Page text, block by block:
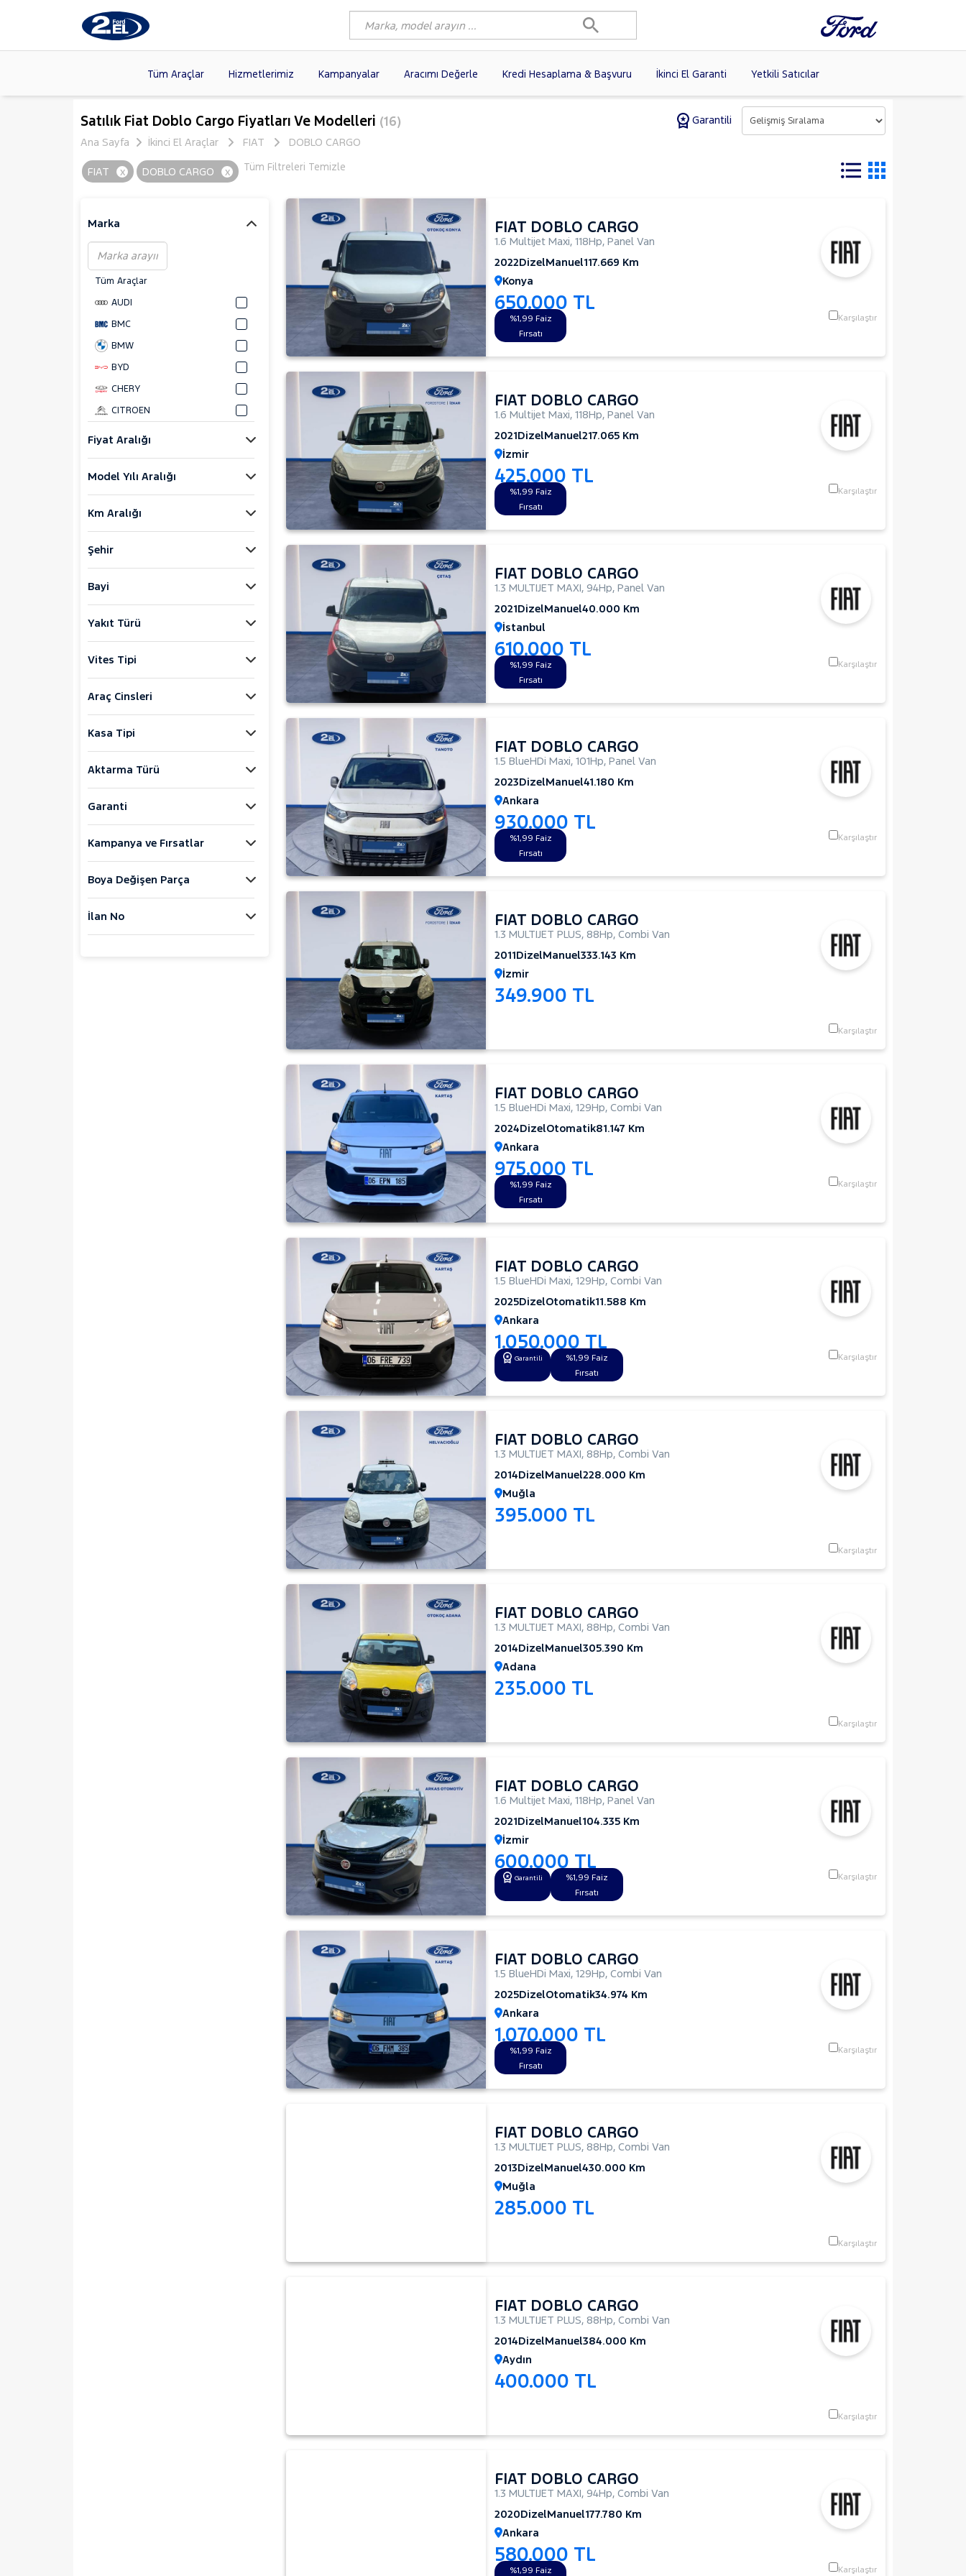
Tüm Araçlar Hizmetlerimiz Kampanyalar Aracımı Değerle Kredi Hesaplama & Başvuru İkinci El Garanti Yetkili Satıcılar
Markalar >
Modeller >
Kasalar
FORD(893)
VOLKSWAGEN(61)
CITROEN
(19)
SKODA
Satılık Fiat Doblo Cargo Fiyatları Ve Modelleri (16)
Garantili
Ana Sayfa
İkinci El Araçlar FIAT DOBLO CARGO
Tüm Filtreleri Temizle
FIAT x DOBLO CARGO x
Marka
Tüm Araçlar
AUDI
BMC
BMW
BYD
CHERY
CITROEN
DAIHATSU
FIAT
DOBLO
EGEA
EGEA CROSS
FIORINO
Fiorino Combi
FULLBACK
SCUDO
Topolino
Foton
HONDA
HYUNDAI
ISUZU
Fiyat Aralığı
Model Yılı Aralığı
Km Aralığı
Şehir
Bayi
Yakıt Türü
Vites Tipi
Araç Cinsleri
Kasa Tipi
Aktarma Türü
Garanti
Kampanya ve Fırsatlar
Boya Değişen Parça
İlan No
FIAT DOBLO CARGO
1.6 Multijet Maxi, 118Hp, Panel Van
2022DizelManuel117.669 Km
Konya
650.000 TL
%1,99 Faiz
Fırsatı
Karşılaştır
FIAT DOBLO CARGO
1.6 Multijet Maxi, 118Hp, Panel Van
2021DizelManuel217.065 Km
İzmir
425.000 TL
%1,99 Faiz
Fırsatı
Karşılaştır
FIAT DOBLO CARGO
1.3 MULTIJET MAXI, 94Hp, Panel Van
2021DizelManuel40.000 Km
İstanbul
610.000 TL
%1,99 Faiz
Fırsatı
Karşılaştır
FIAT DOBLO CARGO
1.5 BlueHDi Maxi, 101Hp, Panel Van
2023DizelManuel41.180 Km
Ankara
930.000 TL
%1,99 Faiz
Fırsatı
Karşılaştır
FIAT DOBLO CARGO
1.3 MULTIJET PLUS, 88Hp, Combi Van
2011DizelManuel333.143 Km
İzmir
349.900 TL
Karşılaştır
FIAT DOBLO CARGO
1.5 BlueHDi Maxi, 129Hp, Combi Van
2024DizelOtomatik81.147 Km
Ankara
975.000 TL
%1,99 Faiz
Fırsatı
Karşılaştır
FIAT DOBLO CARGO
1.5 BlueHDi Maxi, 129Hp, Combi Van
2025DizelOtomatik11.588 Km
Ankara
1.050.000 TL
Garantili
%1,99 Faiz
Fırsatı
Karşılaştır
FIAT DOBLO CARGO
1.3 MULTIJET MAXI, 88Hp, Combi Van
2014DizelManuel228.000 Km
Muğla
395.000 TL
Karşılaştır
FIAT DOBLO CARGO
1.3 MULTIJET MAXI, 88Hp, Combi Van
2014DizelManuel305.390 Km
Adana
235.000 TL
Karşılaştır
FIAT DOBLO CARGO
1.6 Multijet Maxi, 118Hp, Panel Van
2021DizelManuel104.335 Km
İzmir
600.000 TL
Garantili
%1,99 Faiz
Fırsatı
Karşılaştır
FIAT DOBLO CARGO
1.5 BlueHDi Maxi, 129Hp, Combi Van
2025DizelOtomatik34.974 Km
Ankara
1.070.000 TL
%1,99 Faiz
Fırsatı
Karşılaştır
FIAT DOBLO CARGO
1.3 MULTIJET PLUS, 88Hp, Combi Van
2013DizelManuel430.000 Km
Muğla
285.000 TL
Karşılaştır
FIAT DOBLO CARGO
1.3 MULTIJET PLUS, 88Hp, Combi Van
2014DizelManuel384.000 Km
Aydın
400.000 TL
Karşılaştır
FIAT DOBLO CARGO
1.3 MULTIJET MAXI, 94Hp, Combi Van
2020DizelManuel177.780 Km
Ankara
580.000 TL
%1,99 Faiz Karşılaştır